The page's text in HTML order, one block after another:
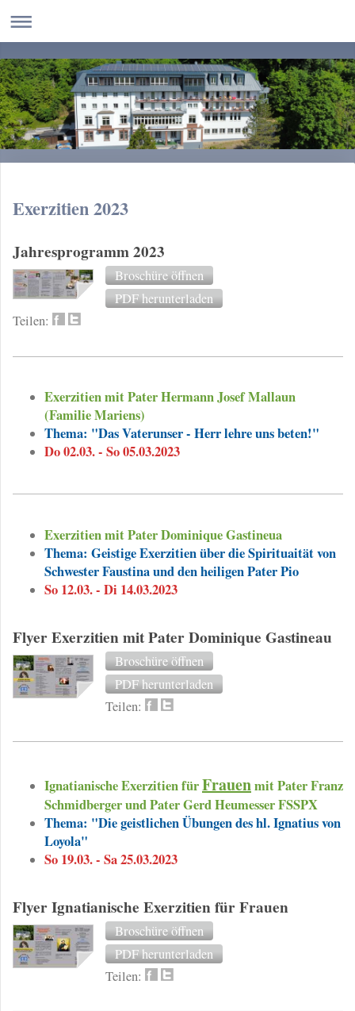
Exerzitien 2023
Jahresprogramm 2023
Broschüre öffnen
PDF herunterladen
Teilen:
Exerzitien mit Pater Hermann Josef Mallaun
(Familie Mariens)
Thema: "Das Vaterunser - Herr lehre uns beten!"
Do 02.03. - So 05.03.2023
Exerzitien mit Pater Dominique Gastineua
Thema: Geistige Exerzitien über die Spirituaität von
Schwester Faustina und den heiligen Pater Pio
So 12.03. - Di 14.03.2023
Flyer Exerzitien mit Pater Dominique Gastineau
Broschüre öffnen
PDF herunterladen
Teilen:
Ignatianische Exerzitien fürFrauenmit Pater Franz
Schmidberger und Pater Gerd Heumesser FSSPX
Thema: "Die geistlichen Übungen des hl. Ignatius von
Loyola"
So 19.03. - Sa 25.03.2023
Flyer Ignatianische Exerzitien für Frauen
Broschüre öffnen
PDF herunterladen
Teilen: